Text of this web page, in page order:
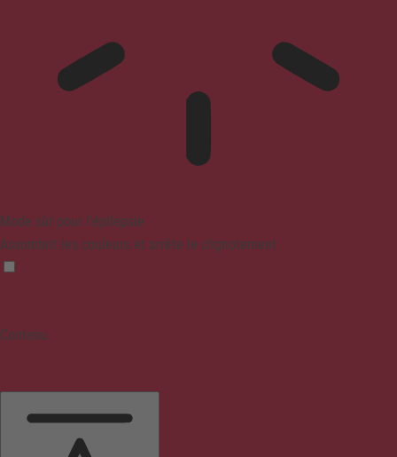
Mode sûr pour l'épilepsie
Assombrit les couleurs et arrête le clignotement
Contenu